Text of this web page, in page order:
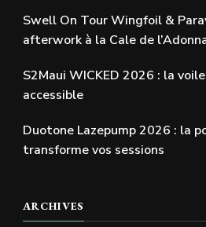
Swell On Tour Wingfoil &
afterwork à la Cale de
S2Maui WICKED 2026 : la
accessible
Duotone Lazepump 2026 : la
transforme vos sessions
ARCHIVES